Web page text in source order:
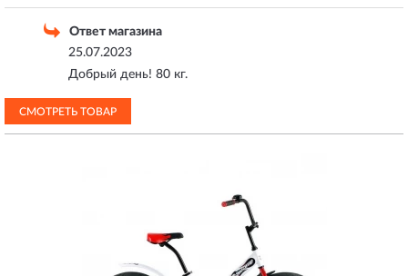
Ответ магазина
25.07.2023
Добрый день! 80 кг.
СМОТРЕТЬ ТОВАР